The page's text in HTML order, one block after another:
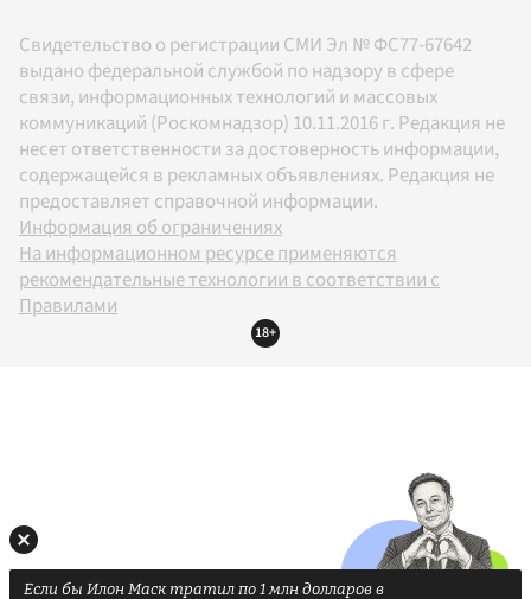
Свидетельство о регистрации СМИ Эл № ФС77-67642
выдано федеральной службой по надзору в сфере
связи, информационных технологий и массовых
коммуникаций (Роскомнадзор) 10.11.2016 г. Редакция не
несет ответственности за достоверность информации,
содержащейся в рекламных объявлениях. Редакция не
предоставляет справочной информации.
Информация об ограничениях
На информационном ресурсе применяются
рекомендательные технологии в соответствии с
Правилами
18+
Если бы Илон Маск тратил по 1 млн долларов в